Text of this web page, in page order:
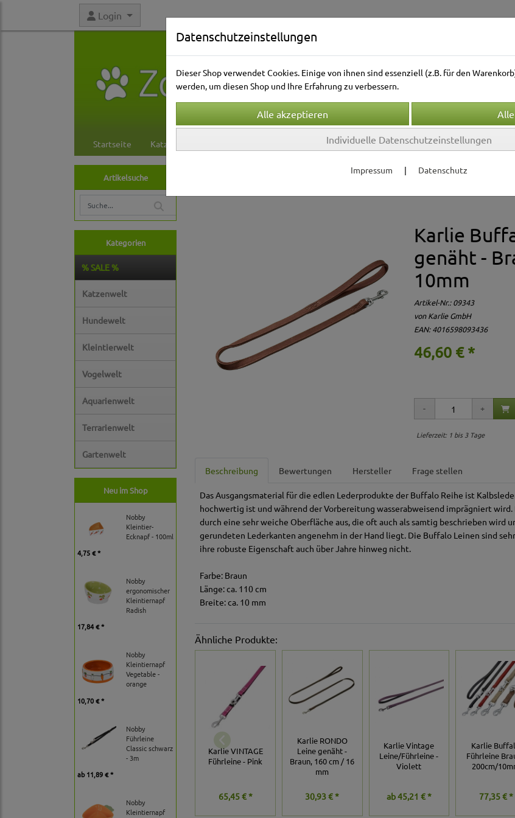
Login
Startseite Katzenwelt Kleintierwelt Vogelwelt Aquarienwelt
Artikelsuche
Kategorien
% SALE %
Katzenwelt
Hundewelt
Kleintierwelt
Vogelwelt
Aquarienwelt
Terrarienwelt
Gartenwelt
Neu im Shop
Nobby
Kleintier-
Ecknapf - 100ml
4,75 € *
Nobby
ergonomischer
Kleintiernapf
Radish
17,84 € *
Nobby
Kleintiernapf
Vegetable -
orange
10,70 € *
Nobby
Führleine
Classic schwarz
- 3m
ab11,89 € *
Nobby
Kleintiernapf
Leinen
Karlie
genäht -
10mm
Artikel-Nr.:09343
von Karlie GmbH
EAN: 4016598093436
46,60 € *
Lieferzeit: 1 bis 3 Tage
Beschreibung Bewertungen Hersteller Frage stellen
Das Ausgangsmaterial für die edlen Lederprodukte der Buffalo Reihe ist
hochwertig ist und während der Vorbereitung wasserabweisend imprägniert wird.
durch eine sehr weiche Oberfläche aus, die oft auch als samtig beschrieben wird
gerundeten Lederkanten angenehm in der Hand liegt. Die Buffalo Leinen sind
ihre robuste Eigenschaft auch über Jahre hinweg nicht.
Farbe: Braun
Länge: ca. 110 cm
Breite: ca. 10 mm
Ähnliche Produkte:
Karlie VINTAGE
Führleine - Pink
65,45 € *
Karlie RONDO
Leine genäht -
Braun, 160 cm / 16
mm
30,93 € *
Karlie Vintage
Leine/Führleine -
Violett
ab45,21 € *
Karlie
Führleine
200cm/
77,35 € *
Datenschutzeinstellungen
Dieser Shop verwendet Cookies. Einige von ihnen sind essenziell (z.B. für den
werden, um diesen Shop und Ihre Erfahrung zu verbessern.
Individuelle Datenschutzeinstellungen
Impressum | Datenschutz